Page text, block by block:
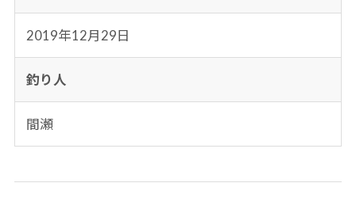
2019年12月29日
釣り人
間瀬